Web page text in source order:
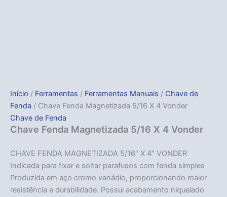
Início / Ferramentas / Ferramentas Manuais / Chave de
Fenda / Chave Fenda Magnetizada 5/16 X 4 Vonder
Chave de Fenda
Chave Fenda Magnetizada 5/16 X 4 Vonder
CHAVE FENDA MAGNETIZADA 5/16″ X 4″ VONDER
Indicada para fixar e soltar parafusos com fenda simples
Produzida em aço cromo vanádio, proporcionando maior
resistência e durabilidade. Possui acabamento niquelado